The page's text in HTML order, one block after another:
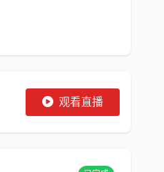
观看直播